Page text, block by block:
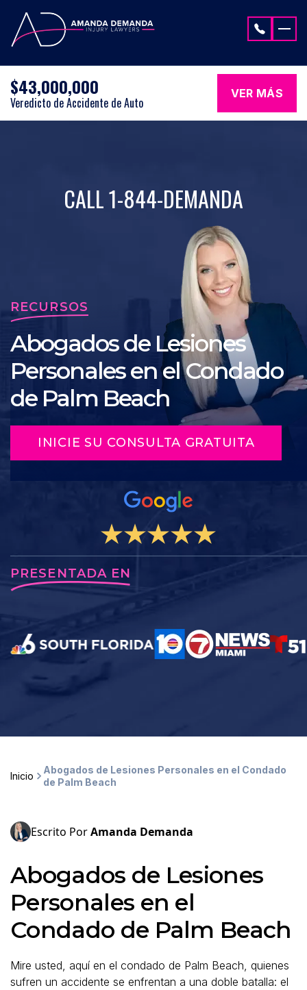
$43,000,000
Veredicto de Accidente de Auto
VER MÁS
CALL 1-844-DEMANDA
RECURSOS
Abogados de Lesiones
Personales en el Condado
de Palm Beach
INICIE SU CONSULTA GRATUITA
PRESENTADA EN
Inicio
Abogados de Lesiones Personales en el Condado
de Palm Beach
Escrito PorAmanda Demanda
Abogados de Lesiones
Personales en el
Condado de Palm Beach
Mire usted, aquí en el condado de Palm Beach, quienes
sufren un accidente se enfrentan a una doble batalla: el